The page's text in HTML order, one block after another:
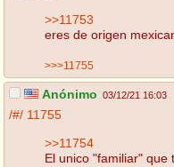
>>11753
eres de origen
>>>11755
Anónimo 03/12/21 16:03
/#/ 11755
>>11754
El unico "familiar" que